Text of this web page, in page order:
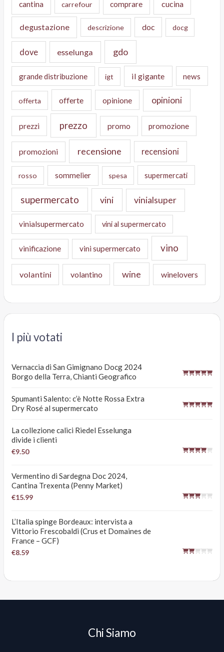
cantina carrefour comprare cucina
degustazione descrizione doc docg
dove esselunga gdo
grande distribuzione igt il gigante news
offerta offerte opinione opinioni
prezzi prezzo promo promozione
promozioni recensione recensioni
rosso sommelier spesa supermercati
supermercato vini vinialsuper
vinialsupermercato vini al supermercato
vinificazione vini supermercato vino
volantini volantino wine winelovers
I più votati
Vernaccia di San Gimignano Docg 2024
Borgo della Terra, Chianti Geografico
Spumanti Salento: c’è Notte Rossa Extra
Dry Rosé al supermercato
La collezione calici Riedel Esselunga
divide i clienti
€9.50
Vermentino di Sardegna Doc 2024,
Cantina Trexenta (Penny Market)
€15.99
L’Italia spinge Bordeaux: intervista a
Vittorio Frescobaldi (Crus et Domaines de
France – GCF)
€8.59
Chi Siamo